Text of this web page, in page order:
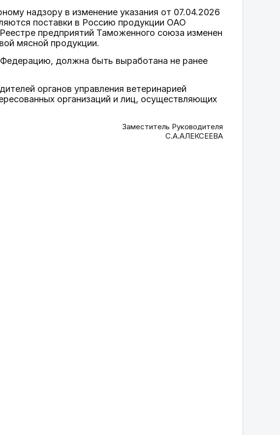
надзору в изменение указания от 07.04.2026
поставки в Россию продукции ОАО
предприятий Таможенного союза изменен
мясной продукции.
должна быть выработана не ранее
органов управления ветеринарией
организаций и лиц, осуществляющих
Заместитель Руководителя
С.А.АЛЕКСЕЕВА